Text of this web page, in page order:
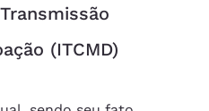
(ITCMD)